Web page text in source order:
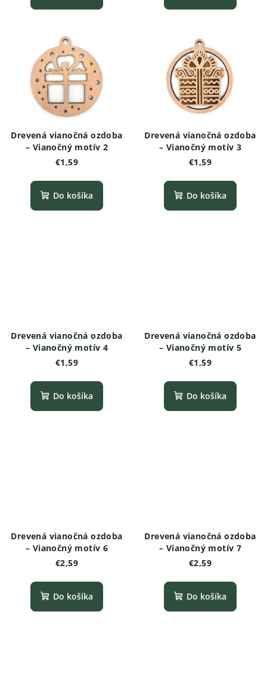
Drevená vianočná ozdoba
– Vianočný motív 2
€1,59
Do košíka
Drevená vianočná ozdoba
– Vianočný motív 3
€1,59
Do košíka
Drevená vianočná ozdoba
– Vianočný motív 4
€1,59
Do košíka
Drevená vianočná ozdoba
– Vianočný motív 5
€1,59
Do košíka
Drevená vianočná ozdoba
– Vianočný motív 6
€2,59
Do košíka
Drevená vianočná ozdoba
– Vianočný motív 7
€2,59
Do košíka